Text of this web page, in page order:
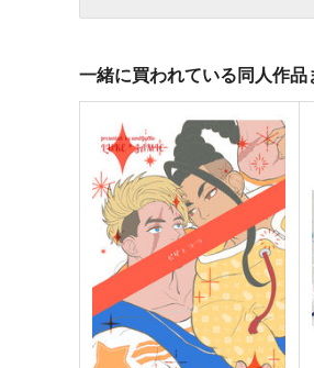
一緒に買われている同人作